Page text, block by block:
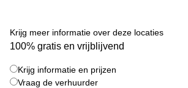
Den
Haag
space
Breda
Krijg meer informatie over deze locaties
100% gratis en vrijblijvend
Krijg informatie en prijzen
Vraag de verhuurder